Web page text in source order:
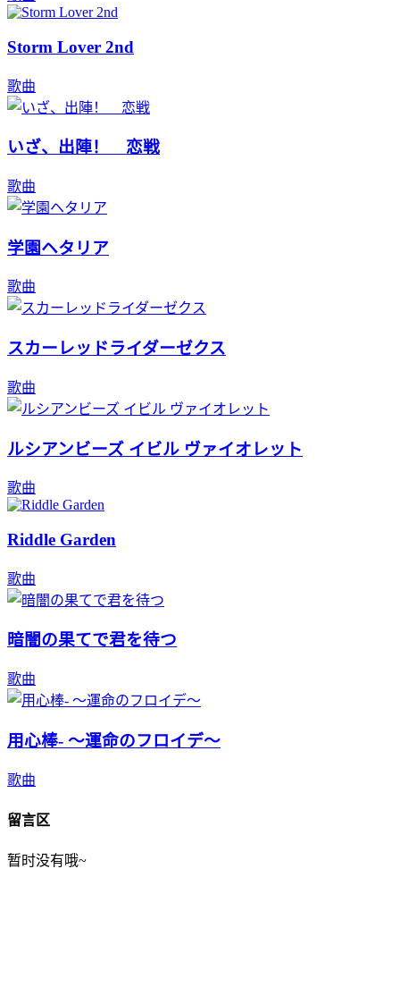
Storm Lover 2nd
歌曲
いざ、出陣！ 恋戦
歌曲
学園ヘタリア
歌曲
スカーレッドライダーゼクス
歌曲
ルシアンビーズ イビル ヴァイオレット
歌曲
Riddle Garden
歌曲
暗闇の果てで君を待つ
歌曲
用心棒- ～運命のフロイデ～
歌曲
留言区
暂时没有哦~